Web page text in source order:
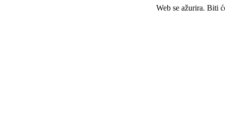
Web se ažurira. Biti